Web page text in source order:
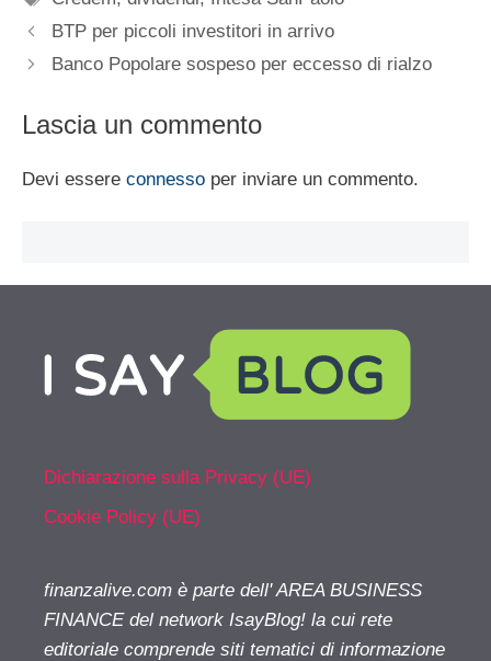
BTP per piccoli investitori in arrivo
Banco Popolare sospeso per eccesso di rialzo
Lascia un commento
Devi essere connesso per inviare un commento.
Dichiarazione sulla Privacy (UE)
Cookie Policy (UE)
finanzalive.com è parte dell' AREA BUSINESS
FINANCE del network IsayBlog! la cui rete
editoriale comprende siti tematici di informazione